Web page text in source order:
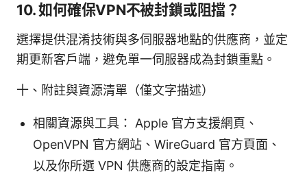
10. 如何確保VPN不被封鎖或阻擋？
選擇提供混淆技術與多伺服器地點的供應商，並定
期更新客戶端，避免單一伺服器成為封鎖重點。
十、附註與資源清單（僅文字描述）
相關資源與工具： Apple 官方支援網頁、
OpenVPN 官方網站、WireGuard 官方頁面、
以及你所選 VPN 供應商的設定指南。